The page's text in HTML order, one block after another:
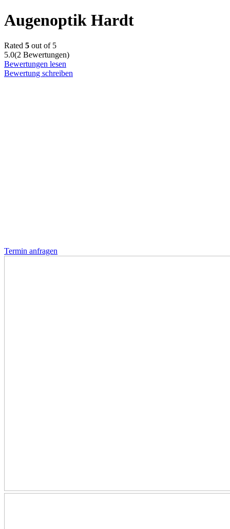
Augenoptik Hardt
Rated 5 out of 5
5.0(2 Bewertungen)
Bewertungen lesen
Bewertung schreiben
Termin anfragen